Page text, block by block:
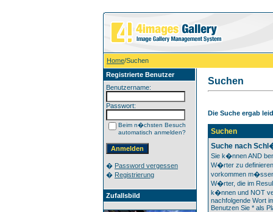
Home/Suchen
Registrierte Benutzer
Benutzername:
Passwort:
Beim n�chsten Besuch
automatisch anmelden?
� Password vergessen
� Registrierung
Zufallsbild
Suchen
Die Suche ergab
Suchen
Suche nach
Sie k�nnen AND
W�rter zu
vorkommen
W�rter, die im
k�nnen und NOT
nachfolgende Wort
Benutzen Sie * als